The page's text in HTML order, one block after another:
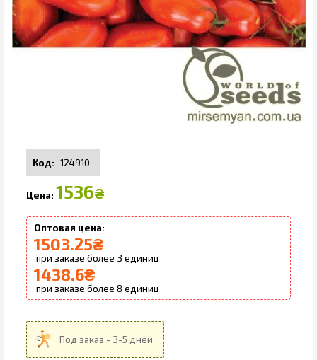
124910
1536₴
1503.25₴
3
1438.6₴
8